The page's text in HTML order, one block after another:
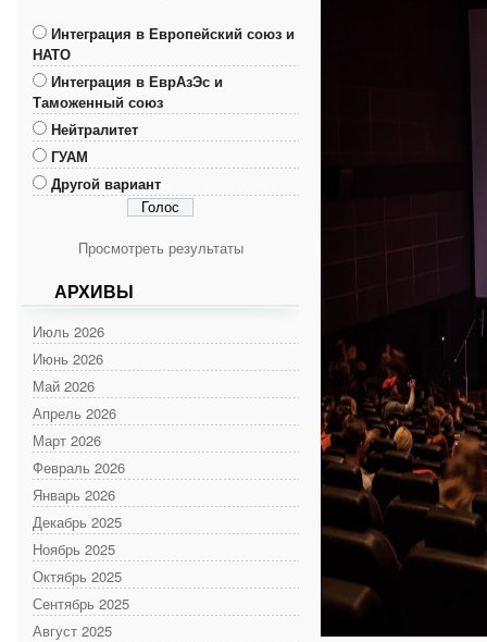
Интеграция в Европейский союз и
НАТО
Интеграция в ЕврАзЭс и
Таможенный союз
Нейтралитет
ГУАМ
Другой вариант
Просмотреть результаты
АРХИВЫ
Июль 2026
Июнь 2026
Май 2026
Апрель 2026
Март 2026
Февраль 2026
Январь 2026
Декабрь 2025
Ноябрь 2025
Октябрь 2025
Сентябрь 2025
Август 2025